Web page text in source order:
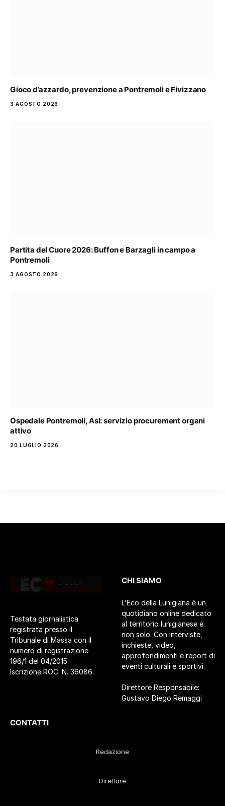
Gioco d’azzardo, prevenzione a Pontremoli e Fivizzano
3 AGOSTO 2026
Partita del Cuore 2026: Buffon e Barzagli in campo a
Pontremoli
3 AGOSTO 2026
Ospedale Pontremoli, Asl: servizio procurement organi
attivo
20 LUGLIO 2026
Testata giornalistica
registrata presso il
Tribunale di Massa con il
numero di registrazione
196/1 del 04/2015.
Iscrizione ROC. N. 36086.
CHI SIAMO
L’Eco della Lunigiana è un
quotidiano online dedicato
al territorio lunigianese e
non solo. Con interviste,
inchieste, video,
approfondimenti e report di
eventi culturali e sportivi.
Direttore Responsabile:
Gustavo Diego Remaggi
CONTATTI
Redazione
Direttore